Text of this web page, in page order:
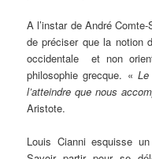
A l’instar de André
de préciser que la notion
occidentale et non
philosophie grecque. «
l’atteindre que nous
Aristote.
Louis Cianni esquisse